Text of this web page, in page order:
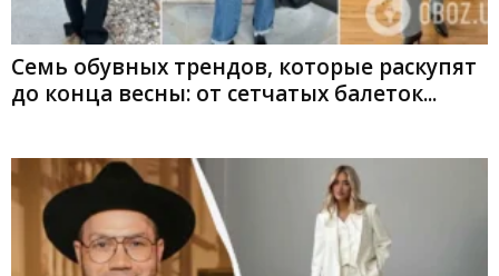
Семь обувных трендов, которые раскупят
до конца весны: от сетчатых балеток...